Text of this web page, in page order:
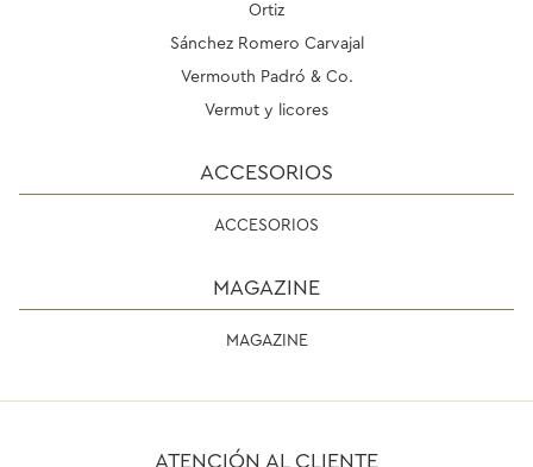
Ortiz
Sánchez Romero Carvajal
Vermouth Padró & Co.
Vermut y licores
ACCESORIOS
ACCESORIOS
MAGAZINE
MAGAZINE
ATENCIÓN AL CLIENTE